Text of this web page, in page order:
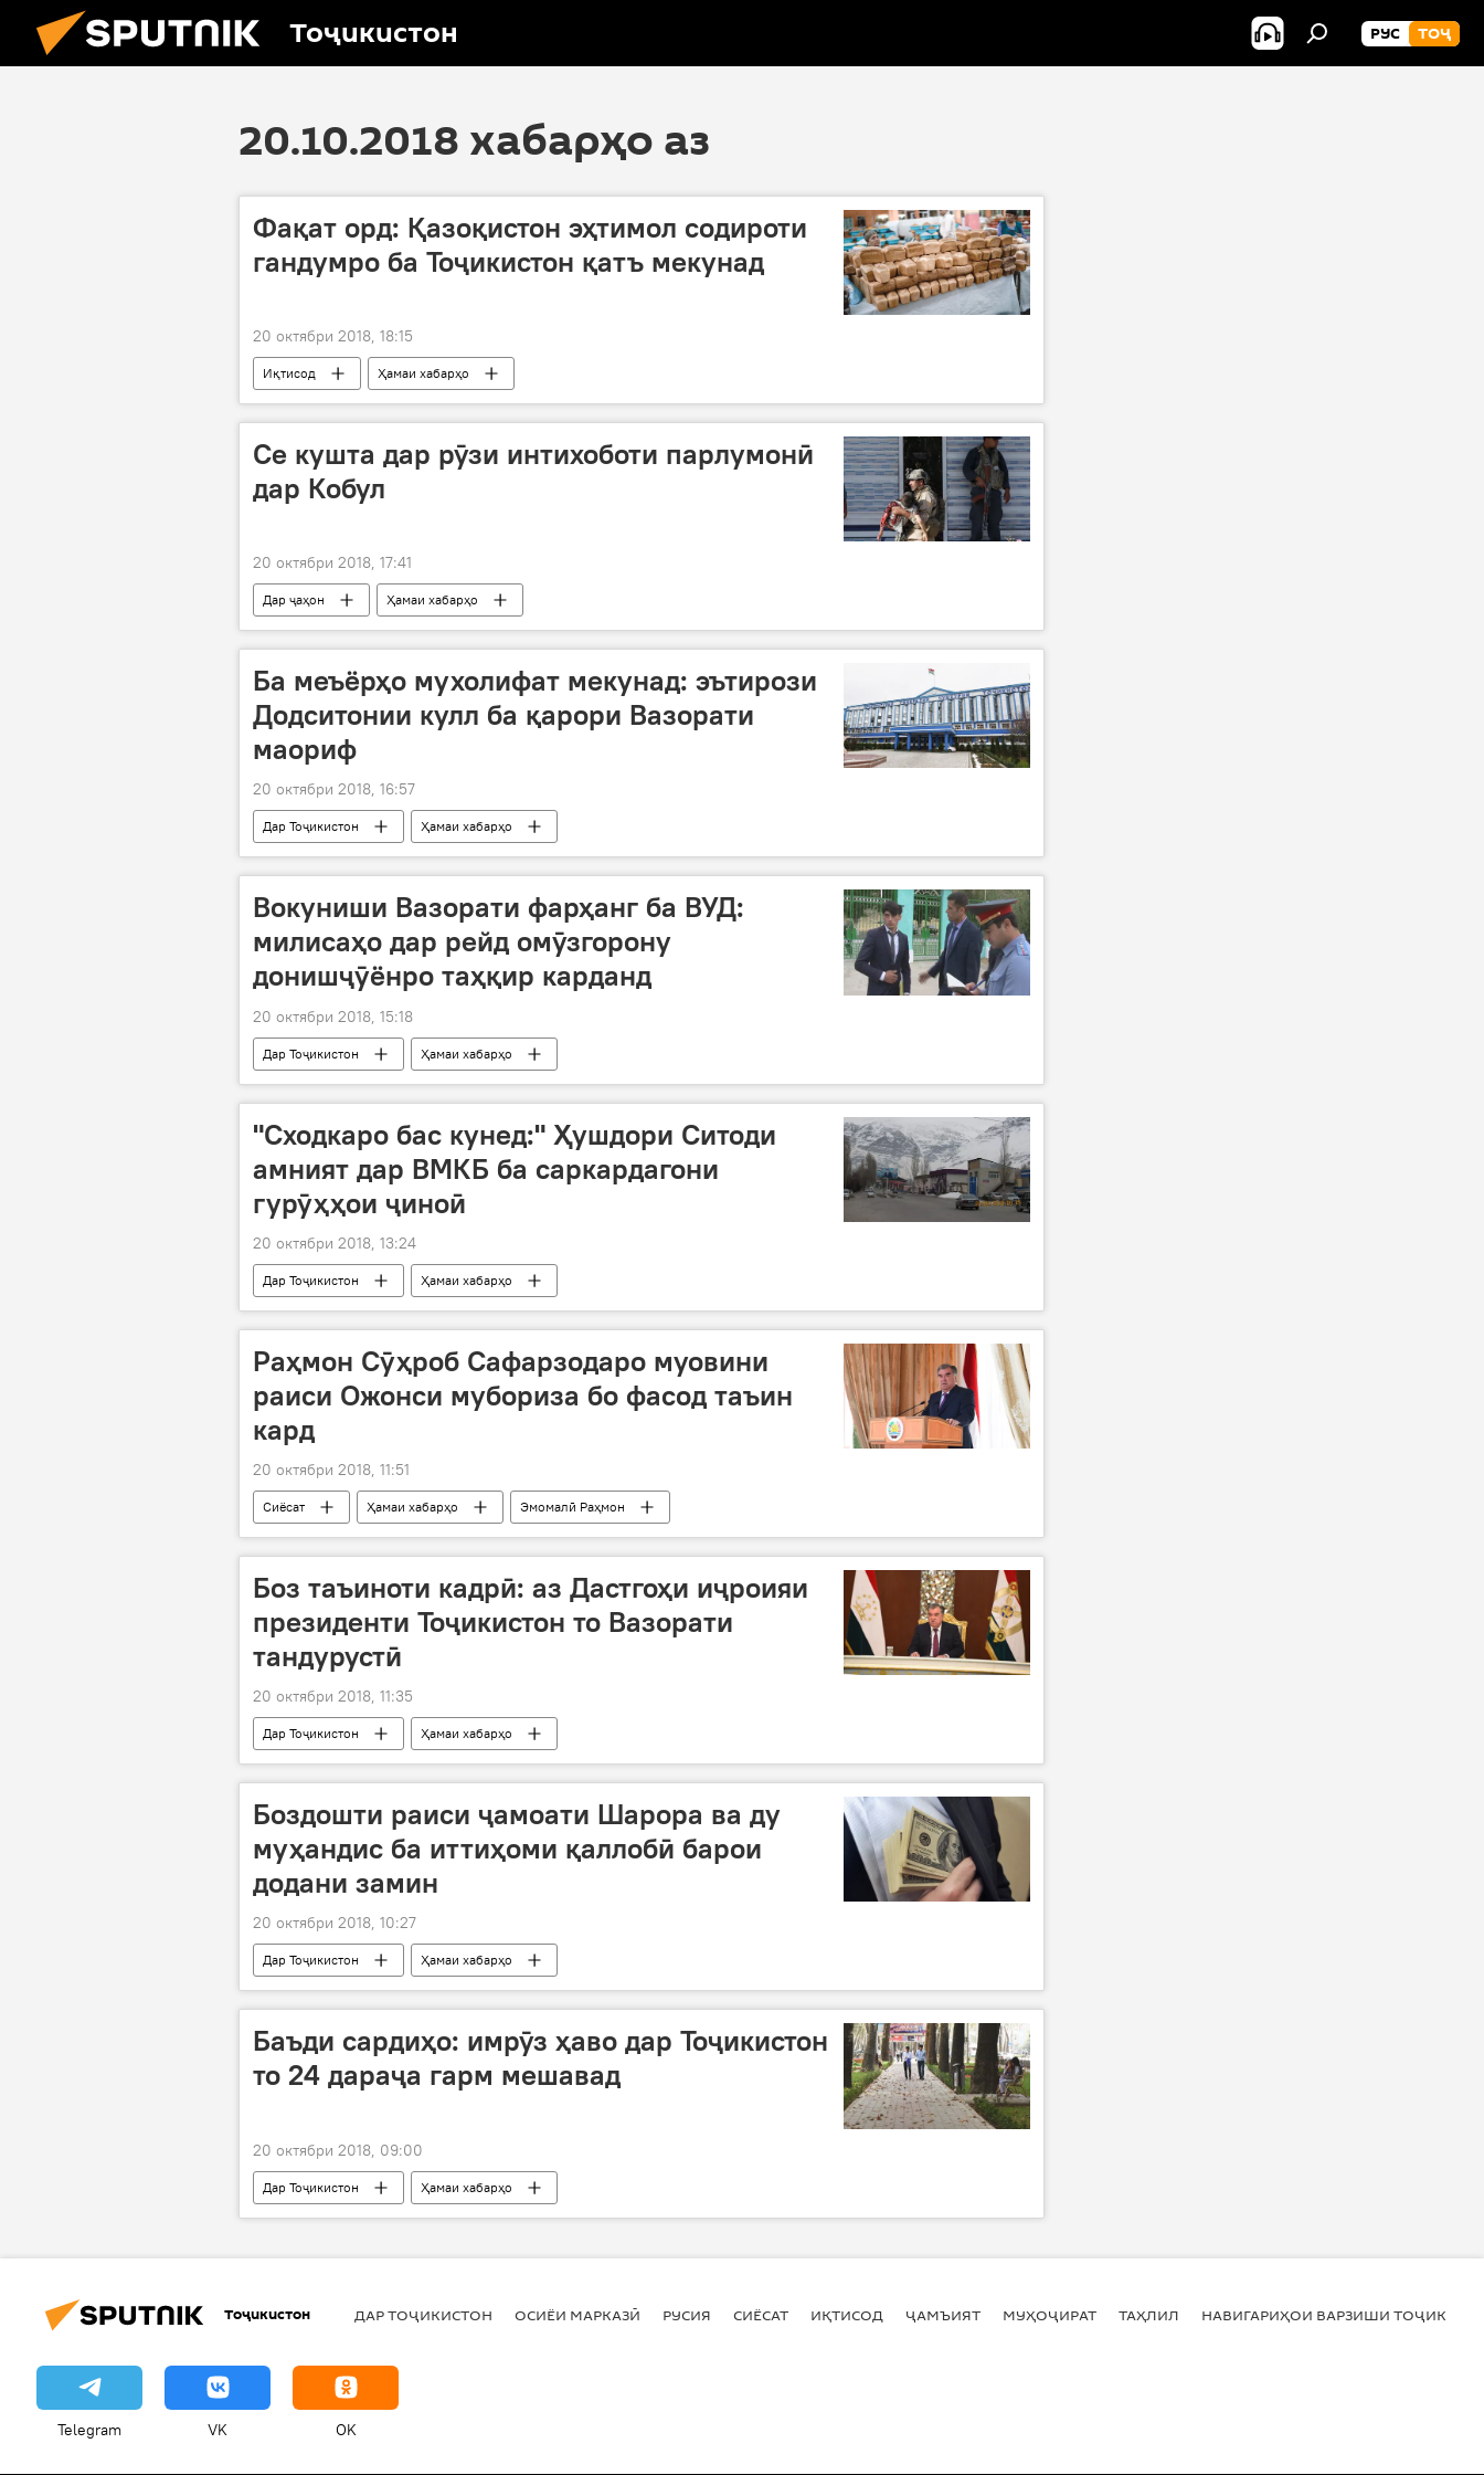
Тоҷикистон РУС ТОҶ
20.10.2018 хабарҳо аз
Фақат орд: Қазоқистон эҳтимол содироти
гандумро ба Тоҷикистон қатъ мекунад
20 октябри 2018, 18:15
Иқтисод Ҳамаи хабарҳо
Се кушта дар рӯзи интихоботи парлумонӣ
дар Кобул
20 октябри 2018, 17:41
Дар ҷаҳон Ҳамаи хабарҳо
Ба меъёрҳо мухолифат мекунад: эътирози
Додситонии кулл ба қарори Вазорати
маориф
20 октябри 2018, 16:57
Дар Тоҷикистон Ҳамаи хабарҳо
Вокуниши Вазорати фарҳанг ба ВУД:
милисаҳо дар рейд омӯзгорону
донишҷӯёнро таҳқир карданд
20 октябри 2018, 15:18
Дар Тоҷикистон Ҳамаи хабарҳо
"Сходкаро бас кунед:" Ҳушдори Ситоди
амният дар ВМКБ ба саркардагони
гурӯҳҳои ҷиноӣ
20 октябри 2018, 13:24
Дар Тоҷикистон Ҳамаи хабарҳо
Раҳмон Сӯҳроб Сафарзодаро муовини
раиси Ожонси мубориза бо фасод таъин
кард
20 октябри 2018, 11:51
Сиёсат Ҳамаи хабарҳо Эмомалӣ Раҳмон
Боз таъиноти кадрӣ: аз Дастгоҳи иҷроияи
президенти Тоҷикистон то Вазорати
тандурустӣ
20 октябри 2018, 11:35
Дар Тоҷикистон Ҳамаи хабарҳо
Боздошти раиси ҷамоати Шарора ва ду
муҳандис ба иттиҳоми қаллобӣ барои
додани замин
20 октябри 2018, 10:27
Дар Тоҷикистон Ҳамаи хабарҳо
Баъди сардиҳо: имрӯз ҳаво дар Тоҷикистон
то 24 дараҷа гарм мешавад
20 октябри 2018, 09:00
Дар Тоҷикистон Ҳамаи хабарҳо
Тоҷикистон ДАР ТОҶИКИСТОН ОСИЁИ МАРКАЗӢ РУСИЯ СИЁСАТ ИҚТИСОД ҶАМЪИЯТ МУҲОҶИРАТ ТАҲЛИЛ НАВИГАРИҲОИ ВАРЗИШИ
Telegram VK OK